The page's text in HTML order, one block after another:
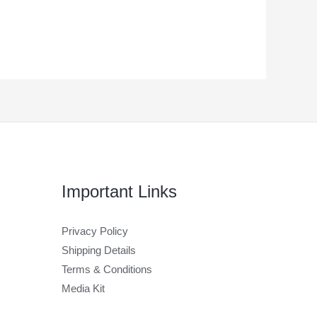
Important Links
Privacy Policy
Shipping Details
Terms & Conditions
Media Kit